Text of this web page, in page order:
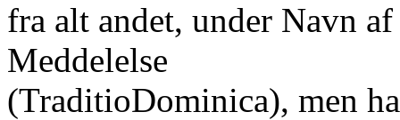
fra alt andet, under Navn
Meddelelse
(TraditioDominica), men